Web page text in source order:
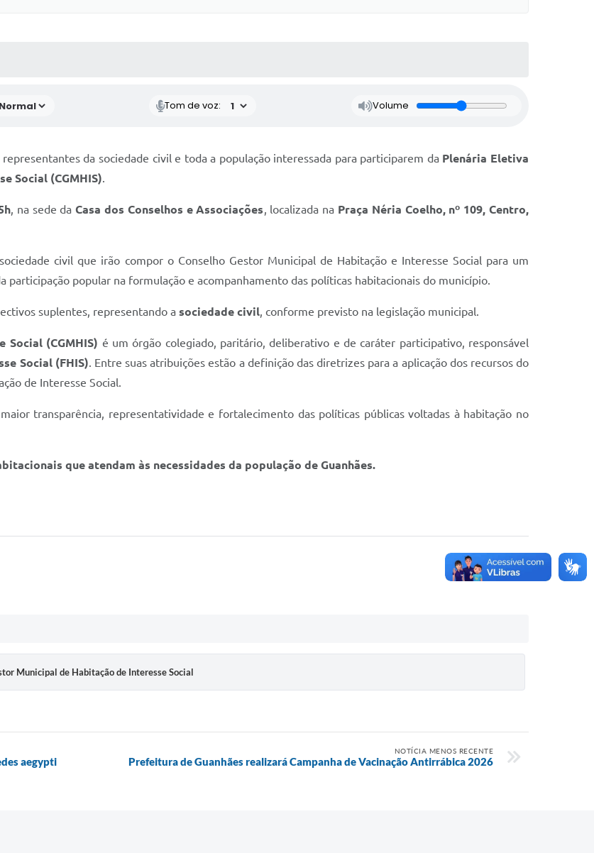
Tom de voz: Volume
da sociedade civil e toda a população interessada para participarem da Plenária Eletiva
Social (CGMHIS).
, na sede daCasa dos Conselhos e Associações, localizada na Praça Néria Coelho, nº 109, Centro,
civil que irão compor o Conselho Gestor Municipal de Habitação e Interesse Social para um
popular na formulação e acompanhamento das políticas habitacionais do município.
suplentes, representando a sociedade civil, conforme previsto na legislação municipal.
Social (CGMHIS) é um órgão colegiado, paritário, deliberativo e de caráter participativo, responsável
Social (FHIS). Entre suas atribuições estão a definição das diretrizes para a aplicação dos recursos do
de Interesse Social.
transparência, representatividade e fortalecimento das políticas públicas voltadas à habitação no
que atendam às necessidades da população de Guanhães.
Municipal de Habitação de Interesse Social
aegypti
NOTÍCIA MENOS RECENTE
Prefeitura de Guanhães realizará Campanha de Vacinação Antirrábica 2026